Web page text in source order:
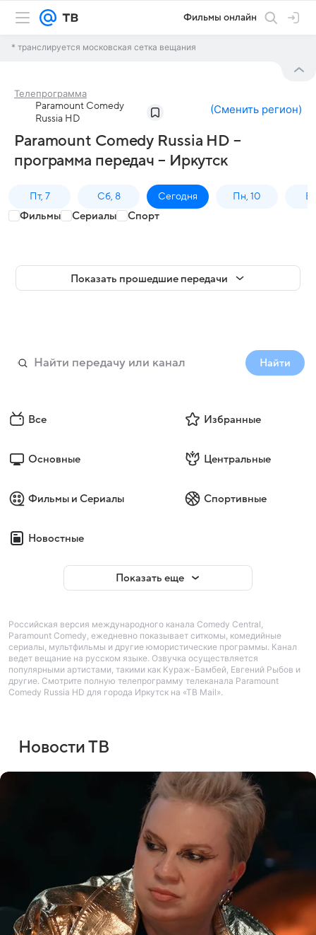
Фильмы онлайн
* транслируется московская сетка вещания
Телепрограмма
Paramount Comedy
Russia HD
(Сменить регион)
Paramount Comedy Russia HD –
программа передач – Иркутск
Пт, 7 Сб, 8 Сегодня Пн, 10
Фильмы Сериалы Спорт
Показать прошедшие передачи
Найти
Все Избранные
Основные Центральные
Фильмы и Сериалы Спортивные
Новостные
Показать еще
Российская версия международного канала Comedy Central,
Paramount Comedy, ежедневно показывает ситкомы, комедийные
сериалы, мультфильмы и другие юмористические программы. Канал
ведет вещание на русском языке. Озвучка осуществляется
популярными артистами, такими как Кураж-Бамбей, Евгений Рыбов и
другие. Смотрите полную телепрограмму телеканала Paramount
Comedy Russia HD для города Иркутск на «ТВ Mail».
Новости ТВ